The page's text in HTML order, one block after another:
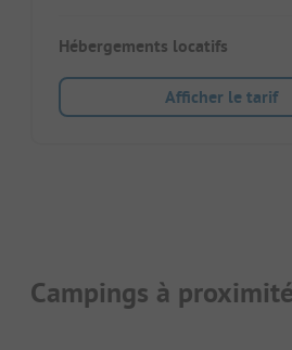
Hébergements locatifs
Afficher le tarif
Campings à proximité